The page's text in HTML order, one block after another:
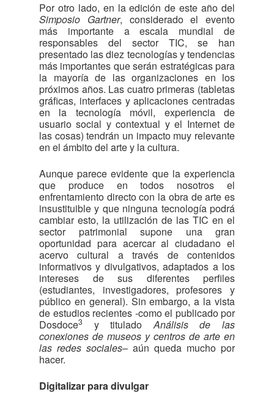
Por otro lado, en la edición de este año del
Simposio Gartner, considerado el evento
más importante a escala mundial de
responsables del sector TIC, se han
presentado las diez tecnologías y tendencias
más importantes que serán estratégicas para
la mayoría de las organizaciones en los
próximos años. Las cuatro primeras (tabletas
gráficas, interfaces y aplicaciones centradas
en la tecnología móvil, experiencia de
usuario social y contextual y el Internet de
las cosas) tendrán un impacto muy relevante
en el ámbito del arte y la cultura.
Aunque parece evidente que la experiencia
que produce en todos nosotros el
enfrentamiento directo con la obra de arte es
insustituible y que ninguna tecnología podrá
cambiar esto, la utilización de las TIC en el
sector patrimonial supone una gran
oportunidad para acercar al ciudadano el
acervo cultural a través de contenidos
informativos y divulgativos, adaptados a los
intereses de sus diferentes perfiles
(estudiantes, investigadores, profesores y
público en general). Sin embargo, a la vista
de estudios recientes -como el publicado por
Dosdoce3 y tituladoAnálisis de las
conexiones de museos y centros de arte en
las redes sociales– aún queda mucho por
hacer.
Digitalizar para divulgar